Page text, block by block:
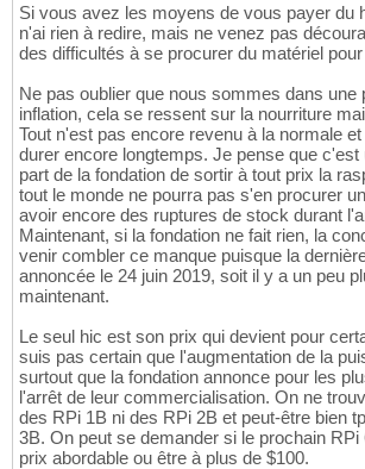
Si vous avez les moyens de vous payer du
n'ai rien à redire, mais ne venez pas
des difficultés à se procurer du matériel
Ne pas oublier que nous sommes dans une
inflation, cela se ressent sur la nourriture
Tout n'est pas encore revenu à la normale
durer encore longtemps. Je pense que c'est
part de la fondation de sortir à tout prix la
tout le monde ne pourra pas s'en procurer
avoir encore des ruptures de stock durant
Maintenant, si la fondation ne fait rien, la
venir combler ce manque puisque la
annoncée le 24 juin 2019, soit il y a un peu
maintenant.
Le seul hic est son prix qui devient pour
suis pas certain que l'augmentation de la
surtout que la fondation annonce pour les
l'arrêt de leur commercialisation. On ne
des RPi 1B ni des RPi 2B et peut-être bien
3B. On peut se demander si le prochain RPi
prix abordable ou être à plus de $100.